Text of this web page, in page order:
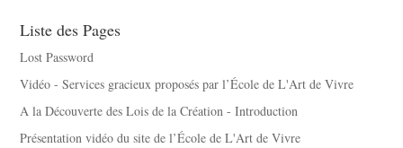
Liste des Pages
Lost Password
Vidéo - Services gracieux proposés par l’École de L'Art de Vivre
A la Découverte des Lois de la Création - Introduction
Présentation vidéo du site de l’École de L'Art de Vivre